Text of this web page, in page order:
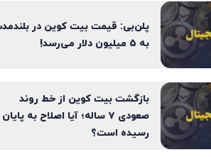
پلن‌بی: قیمت بیت کوین در
به ۵ میلیون دلار می‌رسد!
بازگشت بیت کوین از خط روند
صعودی ۷ ساله؛ آیا اصلاح به پایان
رسیده است؟